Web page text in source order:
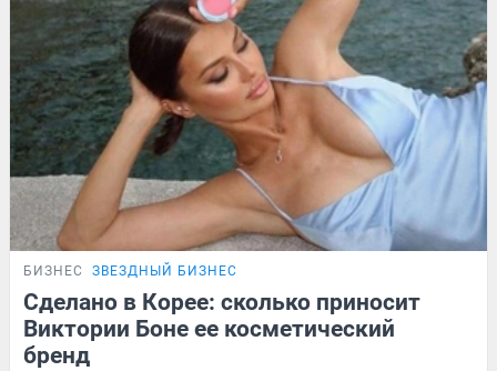
БИЗНЕС ЗВЕЗДНЫЙ БИЗНЕС
Сделано в Корее: сколько приносит
Виктории Боне ее косметический
бренд